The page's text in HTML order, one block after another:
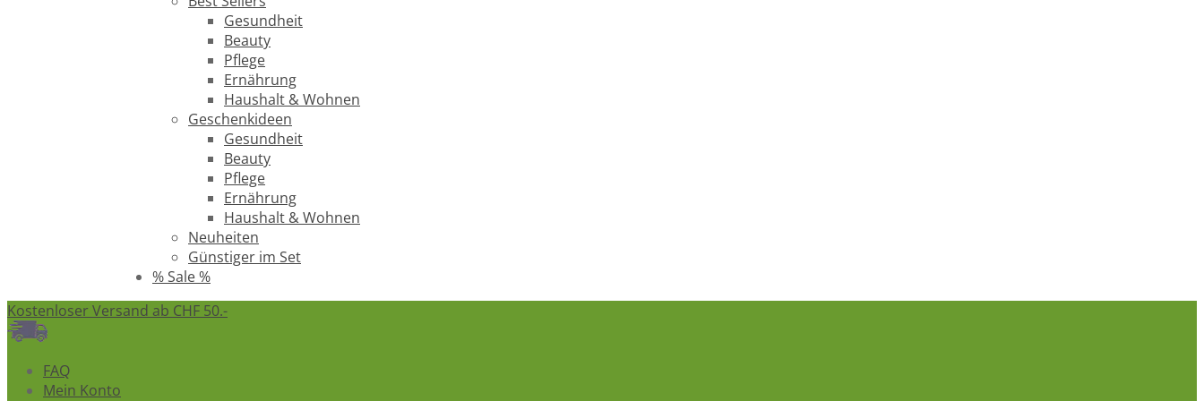
Gesundheit
Beauty
Pflege
Ernährung
Haushalt & Wohnen
Geschenkideen
Gesundheit
Beauty
Pflege
Ernährung
Haushalt & Wohnen
Neuheiten
Günstiger im Set
% Sale %
Kostenloser Versand ab CHF 50.-
FAQ
Mein Konto